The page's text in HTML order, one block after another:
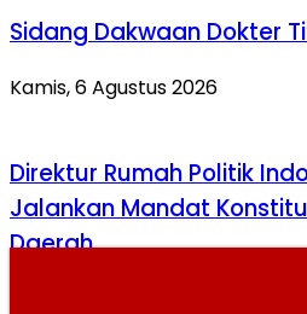
Sidang Dakwaan Dokter
Kamis, 6 Agustus 2026
Direktur Rumah Politik
Jalankan Mandat
Daerah